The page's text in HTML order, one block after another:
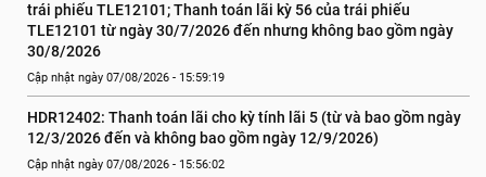
trái phiếu TLE12101; Thanh toán lãi kỳ 56 của trái phiếu
TLE12101 từ ngày 30/7/2026 đến nhưng không bao gồm ngày
30/8/2026
Cập nhật ngày 07/08/2026 - 15:59:19
HDR12402: Thanh toán lãi cho kỳ tính lãi 5 (từ và bao gồm ngày
12/3/2026 đến và không bao gồm ngày 12/9/2026)
Cập nhật ngày 07/08/2026 - 15:56:02